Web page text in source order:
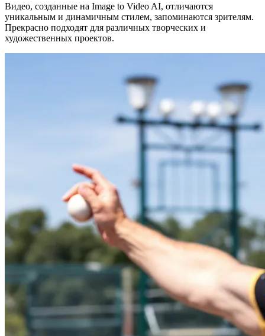
Видео, созданные на Image to Video AI, отличаются
уникальным и динамичным стилем, запоминаются зрителям.
Прекрасно подходят для различных творческих и
художественных проектов.